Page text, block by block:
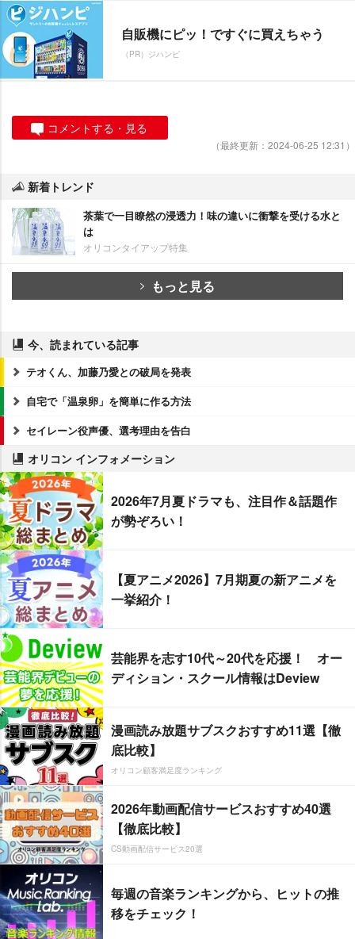
自販機にピッ！ですぐに買えちゃう
（PR）ジハンピ
コメントする・見る
（最終更新：2024-06-25 12:31）
新着トレンド
茶葉で一目瞭然の浸透力！味の違いに衝撃を受ける水と
は
オリコンタイアップ特集
もっと見る
今、読まれている記事
テオくん、加藤乃愛との破局を発表
自宅で「温泉卵」を簡単に作る方法
セイレーン役声優、選考理由を告白
オリコン インフォメーション
2026年7月夏ドラマも、注目作＆話題作
が勢ぞろい！
【夏アニメ2026】7月期夏の新アニメを
一挙紹介！
芸能界を志す10代～20代を応援！ オー
ディション・スクール情報はDeview
漫画読み放題サブスクおすすめ11選【徹
底比較】
オリコン顧客満足度ランキング
2026年動画配信サービスおすすめ40選
【徹底比較】
CS動画配信サービス20選
毎週の音楽ランキングから、ヒットの推
移をチェック！